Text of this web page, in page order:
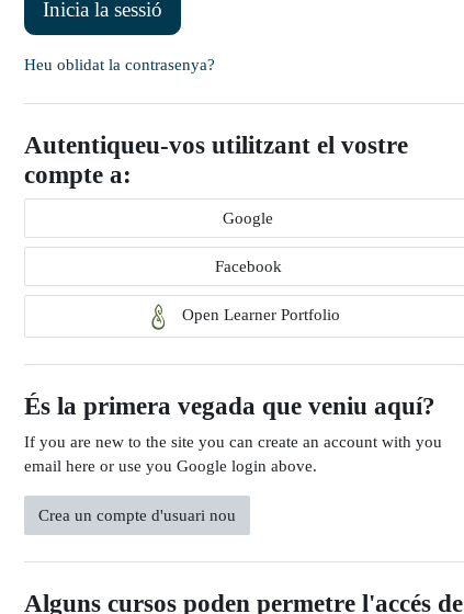
Inicia la sessió
Heu oblidat la contrasenya?
Autentiqueu-vos utilitzant el vostre
compte a:
Google
Facebook
Open Learner Portfolio
És la primera vegada que veniu aquí?
If you are new to the site you can create an account with you
email here or use you Google login above.
Crea un compte d'usuari nou
Alguns cursos poden permetre l'accés de